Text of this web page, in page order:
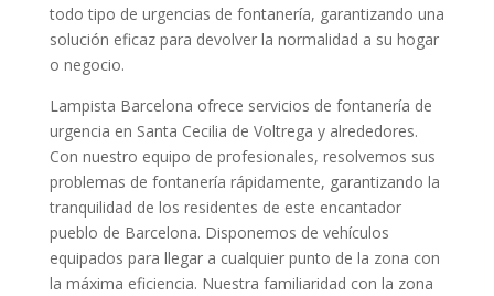
todo tipo de urgencias de fontanería, garantizando una
solución eficaz para devolver la normalidad a su hogar
o negocio.
Lampista Barcelona ofrece servicios de fontanería de
urgencia en Santa Cecilia de Voltrega y alrededores.
Con nuestro equipo de profesionales, resolvemos sus
problemas de fontanería rápidamente, garantizando la
tranquilidad de los residentes de este encantador
pueblo de Barcelona. Disponemos de vehículos
equipados para llegar a cualquier punto de la zona con
la máxima eficiencia. Nuestra familiaridad con la zona